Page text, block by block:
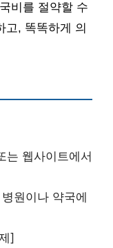
비를 절약할 수
고, 똑똑하게 의
는 웹사이트에서
원이나 약국에
]